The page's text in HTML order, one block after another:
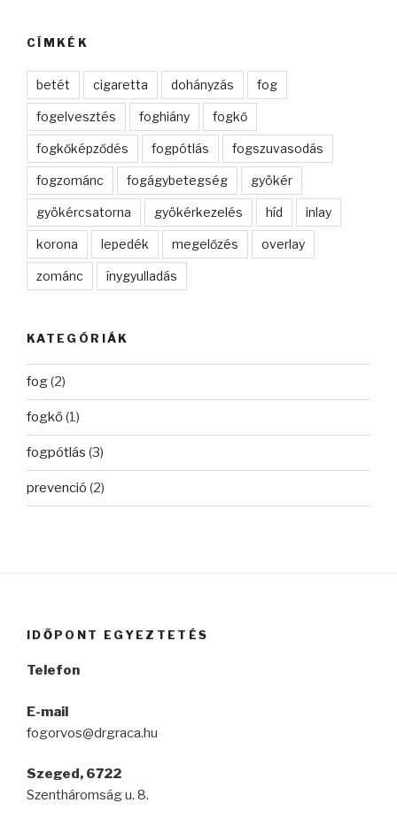
CÍMKÉK
betét cigaretta dohányzás fog
fogelvesztés foghiány fogkő
fogkőképződés fogpótlás fogszuvasodás
fogzománc fogágybetegség gyökér
gyökércsatorna gyökérkezelés híd inlay
korona lepedék megelőzés overlay
zománc ínygyulladás
KATEGÓRIÁK
fog(2)
fogkő(1)
fogpótlás (3)
prevenció (2)
IDŐPONT EGYEZTETÉS
Telefon
E-mail
fogorvos@drgraca.hu
Szeged, 6722
Szentháromság u. 8.